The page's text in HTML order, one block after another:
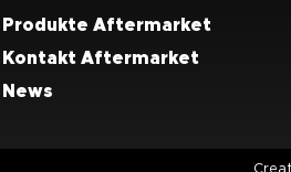
Produkte Aftermarket
Kontakt Aftermarket
News